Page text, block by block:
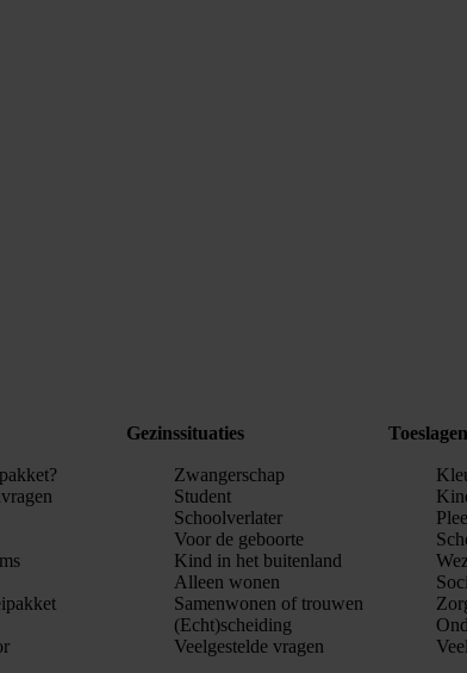
Gezinssituaties
Zwangerschap
Student
Schoolverlater
Voor de geboorte
Kind in het buitenland
Alleen wonen
Samenwonen of trouwen
(Echt)scheiding
Veelgestelde vragen